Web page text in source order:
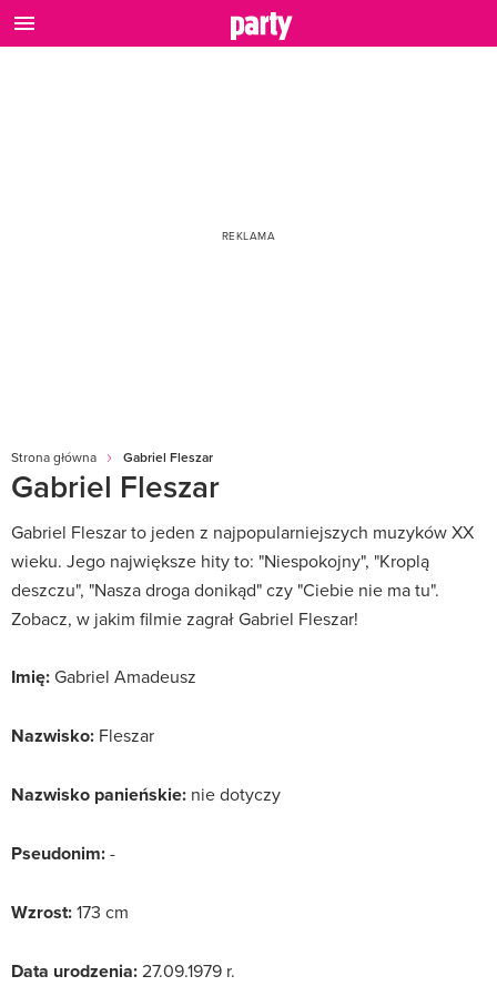
Strona główna Gabriel Fleszar
Gabriel Fleszar
Gabriel Fleszar to jeden z najpopularniejszych muzyków XX
wieku. Jego największe hity to: "Niespokojny", "Kroplą
deszczu", "Nasza droga donikąd" czy "Ciebie nie ma tu".
Zobacz, w jakim filmie zagrał Gabriel Fleszar!
Imię:Gabriel Amadeusz
Nazwisko: Fleszar
Nazwisko panieńskie: nie dotyczy
Pseudonim:-
Wzrost:173 cm
Data urodzenia:27.09.1979 r.